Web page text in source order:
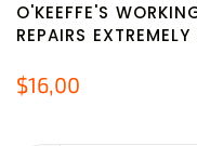
O'KEEFFE'S
REPAIRS
$16,00